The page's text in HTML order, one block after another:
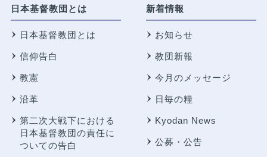
日本基督教団とは
日本基督教団とは
信仰告白
教憲
沿革
第二次大戦下における
日本基督教団の責任に
ついての告白
新着情報
お知らせ
教団新報
今月のメッセージ
日毎の糧
Kyodan News
公募・公告